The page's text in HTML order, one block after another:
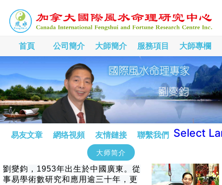
首頁 公司簡介 大師簡介 服務項目 大師專欄
易友文章 網络視頻 友情鏈接 聯繫我們 Select
大师简介
劉燮鈞，1953年出生於中國廣東。從
事易學術數研究和應用逾三十年，更